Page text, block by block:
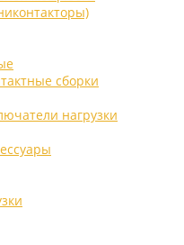
сборки
нагрузки